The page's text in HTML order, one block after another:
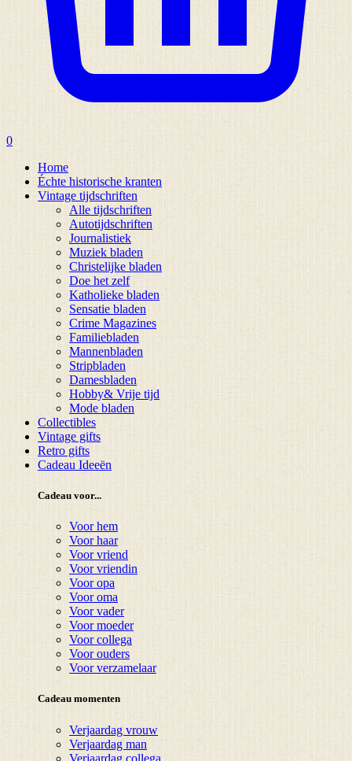
0
Home
Échte historische kranten
Vintage tijdschriften
Alle tijdschriften
Autotijdschriften
Journalistiek
Muziek bladen
Christelijke bladen
Doe het zelf
Katholieke bladen
Sensatie bladen
Crime Magazines
Familiebladen
Mannenbladen
Stripbladen
Damesbladen
Hobby& Vrije tijd
Mode bladen
Collectibles
Vintage gifts
Retro gifts
Cadeau Ideeën
Cadeau voor...
Voor hem
Voor haar
Voor vriend
Voor vriendin
Voor opa
Voor oma
Voor vader
Voor moeder
Voor collega
Voor ouders
Voor verzamelaar
Cadeau momenten
Verjaardag vrouw
Verjaardag man
Verjaardag collega